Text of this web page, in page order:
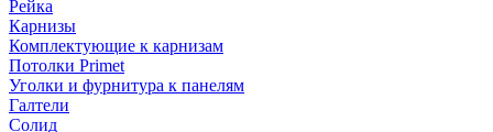
Рейка
Карнизы
Комплектующие к карнизам
Потолки Primet
Уголки и фурнитура к панелям
Галтели
Солид